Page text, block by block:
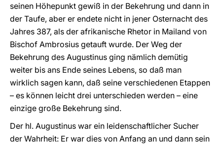
seinen Höhepunkt gewiß in der Bekehrung und dann in
der Taufe, aber er endete nicht in jener Osternacht des
Jahres 387, als der afrikanische Rhetor in Mailand von
Bischof Ambrosius getauft wurde. Der Weg der
Bekehrung des Augustinus ging nämlich demütig
weiter bis ans Ende seines Lebens, so daß man
wirklich sagen kann, daß seine verschiedenen Etappen
– es können leicht drei unterschieden werden – eine
einzige große Bekehrung sind.
Der hl. Augustinus war ein leidenschaftlicher Sucher
der Wahrheit: Er war dies von Anfang an und dann sein